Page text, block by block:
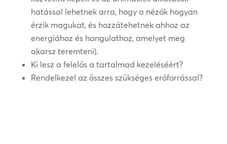
hatással lehetnek arra, hogy a nézők hogyan
érzik magukat, és hozzátehetnek ahhoz az
energiához és hangulathoz, amelyet meg
akarsz teremteni).
Ki lesz a felelős a tartalmad kezeléséért?
Rendelkezel az összes szükséges erőforrással?